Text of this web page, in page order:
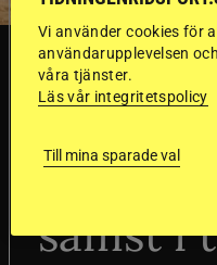
SVERIGE
Dyraste
sämst i
Vi använder cookies för
användarupplevelsen
våra tjänster.
Läs vår integritetspolicy
Till mina sparade val